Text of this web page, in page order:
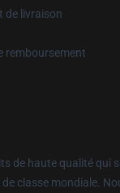
de livraison
remboursement
de haute qualité qui
classe mondiale.